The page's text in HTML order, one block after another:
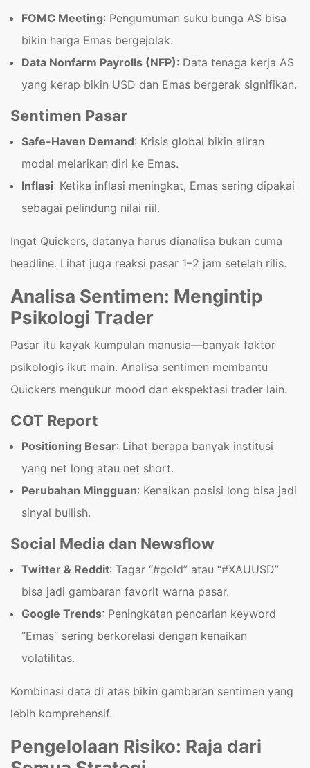
FOMC Meeting: Pengumuman suku bunga AS bisa
bikin harga Emas bergejolak.
Data Nonfarm Payrolls (NFP): Data tenaga kerja AS
yang kerap bikin USD dan Emas bergerak signifikan.
Sentimen Pasar
Safe-Haven Demand: Krisis global bikin aliran
modal melarikan diri ke Emas.
Inflasi: Ketika inflasi meningkat, Emas sering dipakai
sebagai pelindung nilai riil.
Ingat Quickers, datanya harus dianalisa bukan cuma
headline. Lihat juga reaksi pasar 1–2 jam setelah rilis.
Analisa Sentimen: Mengintip
Psikologi Trader
Pasar itu kayak kumpulan manusia—banyak faktor
psikologis ikut main. Analisa sentimen membantu
Quickers mengukur mood dan ekspektasi trader lain.
COT Report
Positioning Besar: Lihat berapa banyak institusi
yang net long atau net short.
Perubahan Mingguan: Kenaikan posisi long bisa jadi
sinyal bullish.
Social Media dan Newsflow
Twitter & Reddit: Tagar “#gold” atau “#XAUUSD”
bisa jadi gambaran favorit warna pasar.
Google Trends: Peningkatan pencarian keyword
“Emas” sering berkorelasi dengan kenaikan
volatilitas.
Kombinasi data di atas bikin gambaran sentimen yang
lebih komprehensif.
Pengelolaan Risiko: Raja dari